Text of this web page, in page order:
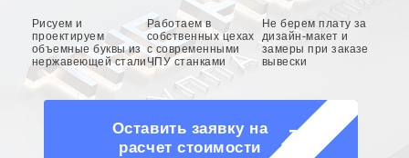
О КОМПАНИИ
Рисуем и
проектируем
объемные буквы из
нержавеющей стали
Работаем в
собственных цехах
с современными
ЧПУ станками
Не берем плату за
дизайн-макет и
замеры при заказе
вывески
Оставить заявку на
расчет стоимости